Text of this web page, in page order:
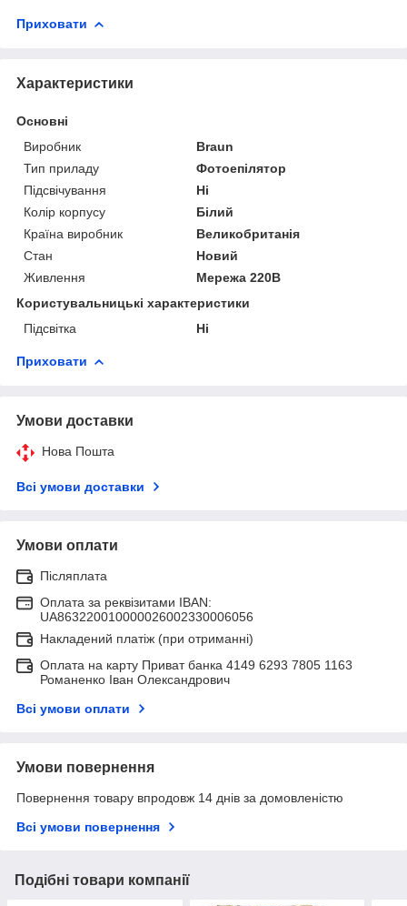
Приховати
Характеристики
Основні
Виробник
Braun
Тип приладу
Фотоепілятор
Підсвічування
Ні
Колір корпусу
Білий
Країна виробник
Великобританія
Стан
Новий
Живлення
Мережа 220В
Користувальницькі характеристики
Підсвітка
Ні
Приховати
Умови доставки
Нова Пошта
Всі умови доставки
Умови оплати
Післяплата
Оплата за реквізитами IBAN:
UA863220010000026002330006056
Накладений платіж (при отриманні)
Оплата на карту Приват банка 4149 6293 7805 1163
Романенко Іван Олександрович
Всі умови оплати
Умови повернення
Повернення товару впродовж 14 днів за домовленістю
Всі умови повернення
Подібні товари компанії